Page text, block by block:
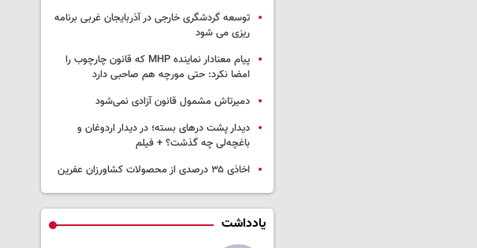
توسعه گردشگری خارجی در آذربایجان غربی برنامه
ریزی می شود
پیام معنادار نماینده MHP که قانون چارچوب را
امضا نکرد: حتی مورچه هم صاحبی دارد
دمیرتاش مشمول قانون آزادی نمی‌شود
دیدار پشت درهای بسته؛ در دیدار اردوغان و
باغچه‌لی چه گذشت؟ + فیلم
اخاذی ۳۵ درصدی از محصولات کشاورزان عفرین
یادداشت